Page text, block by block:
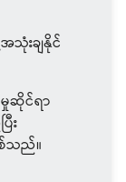
သုံးချနိုင်
ဆိုင်ရာ
း
စ်သည်။